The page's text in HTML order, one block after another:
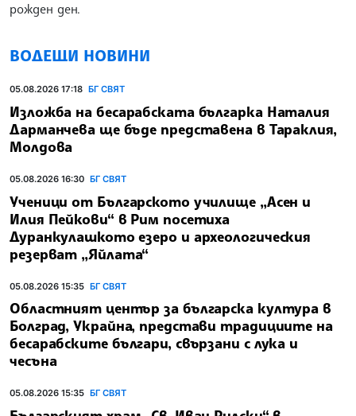
рожден ден.
ВОДЕЩИ НОВИНИ
05.08.2026 17:18 БГ СВЯТ
Изложба на бесарабската българка Наталия
Дарманчева ще бъде представена в Тараклия,
Молдова
05.08.2026 16:30 БГ СВЯТ
Ученици от Българското училище „Асен и
Илия Пейкови“ в Рим посетиха
Дуранкулашкото езеро и археологическия
резерват „Яйлата“
05.08.2026 15:35 БГ СВЯТ
Областният център за българска култура в
Болград, Украйна, представи традициите на
бесарабските българи, свързани с лука и
чесъна
05.08.2026 15:35 БГ СВЯТ